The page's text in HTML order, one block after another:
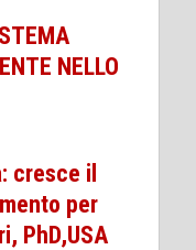
NELLO
cresce il
per
PhD,USA